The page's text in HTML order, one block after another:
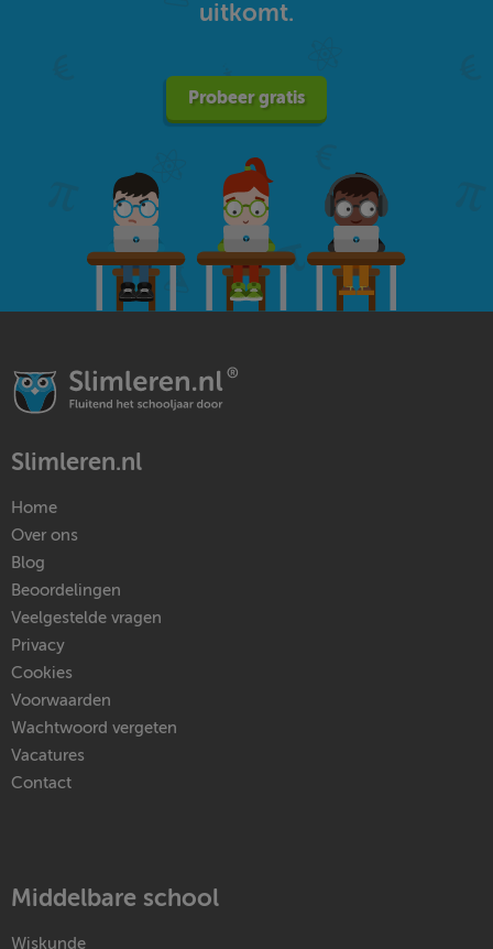
uitkomt.
Probeer gratis
Slimleren.nl
Home
Over ons
Blog
Beoordelingen
Veelgestelde vragen
Privacy
Cookies
Voorwaarden
Wachtwoord vergeten
Vacatures
Contact
Middelbare school
Wiskunde